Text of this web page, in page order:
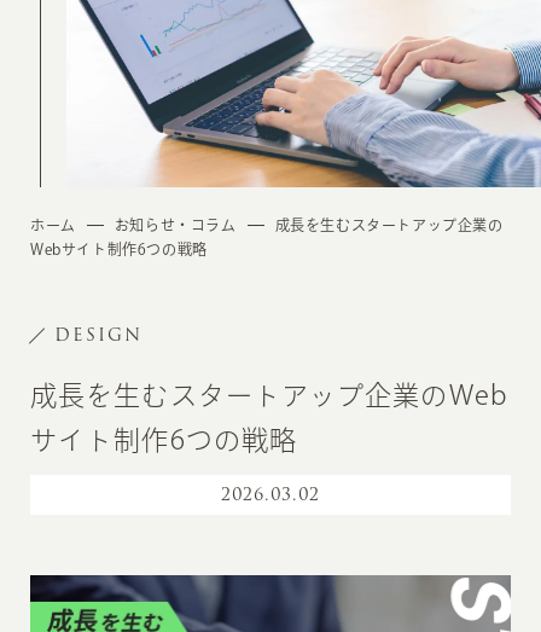
ホーム お知らせ・コラム
成長を生むスタートアップ企業の
Webサイト制作6つの戦略
DESIGN
成長を生むスタートアップ企業のWeb
サイト制作6つの戦略
2026.03.02